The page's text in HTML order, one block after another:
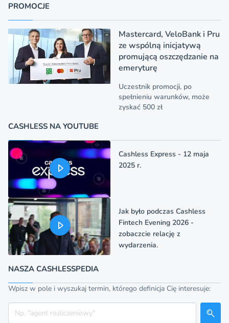
PROMOCJE
Mastercard, VeloBank i Pru
ze wspólną inicjatywą
promującą oszczędzanie na
emeryturę
Uczestnik promocji, po
spełnieniu warunków, może
zyskać 500 zł
CASHLESS NA YOUTUBE
Cashless Express - 12 maja
2025 r.
Jak było podczas Cashless
Fintech Evening 2026 -
zobaczcie relację z
wydarzenia.
NASZA CASHLESSPEDIA
Wpisz w pole i wyszukaj termin, którego definicja Cię interesuje:
Szukaj